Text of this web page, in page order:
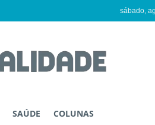
sábado,
SAÚDE COLUNAS